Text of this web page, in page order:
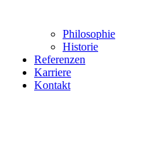
Philosophie
Historie
Referenzen
Karriere
Kontakt